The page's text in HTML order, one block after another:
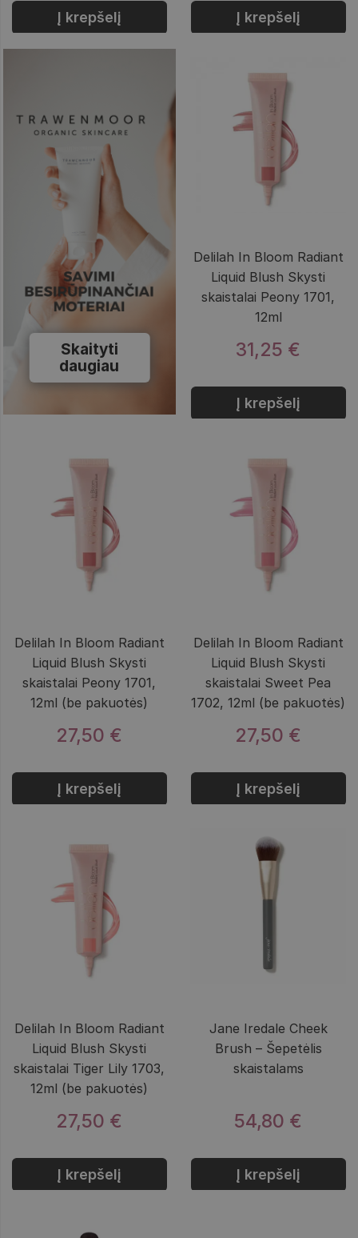
Į krepšelį Į krepšelį
Skaityti
daugiau
Delilah In Bloom Radiant
Liquid Blush Skysti
skaistalai Peony 1701,
12ml
31,25 €
Į krepšelį
Delilah In Bloom Radiant
Liquid Blush Skysti
skaistalai Peony 1701,
12ml (be pakuotės)
27,50 €
Į krepšelį
Delilah In Bloom Radiant
Liquid Blush Skysti
skaistalai Sweet Pea
1702, 12ml (be pakuotės)
27,50 €
Į krepšelį
Delilah In Bloom Radiant
Liquid Blush Skysti
skaistalai Tiger Lily 1703,
12ml (be pakuotės)
27,50 €
Į krepšelį
Jane Iredale Cheek
Brush – Šepetėlis
skaistalams
54,80 €
Į krepšelį